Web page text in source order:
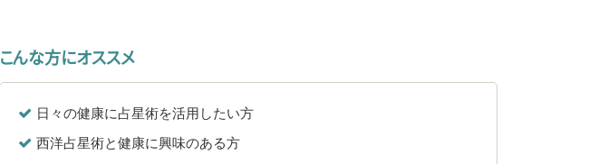
こんな方にオススメ
日々の健康に占星術を活用したい方
西洋占星術と健康に興味のある方